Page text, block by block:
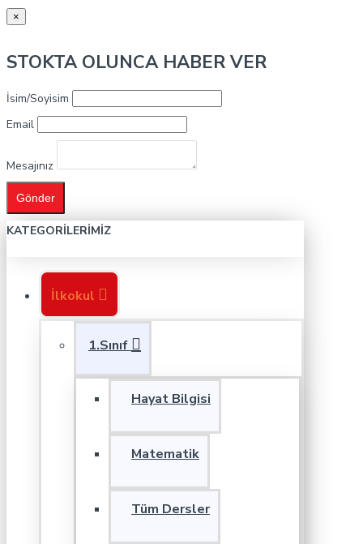
×
STOKTA OLUNCA HABER VER
İsim/Soyisim
Email
Mesajınız
Gönder
KATEGORILERIMIZ
İlkokul
1.Sınıf
Hayat Bilgisi
Matematik
Tüm Dersler